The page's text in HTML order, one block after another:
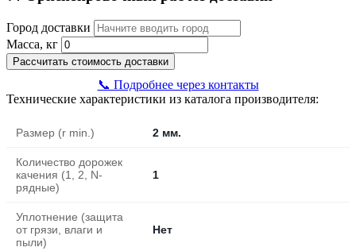
Город доставки
Масса, кг
Рассчитать стоимость доставки
📞 Подробнее через контакты
Технические характеристики из каталога производителя:
Размер (r min.) 2 мм.
Количество дорожек
качения (1, 2, N-
рядные)
1
Уплотнение (защита
от грязи, влаги и
пыли)
Нет